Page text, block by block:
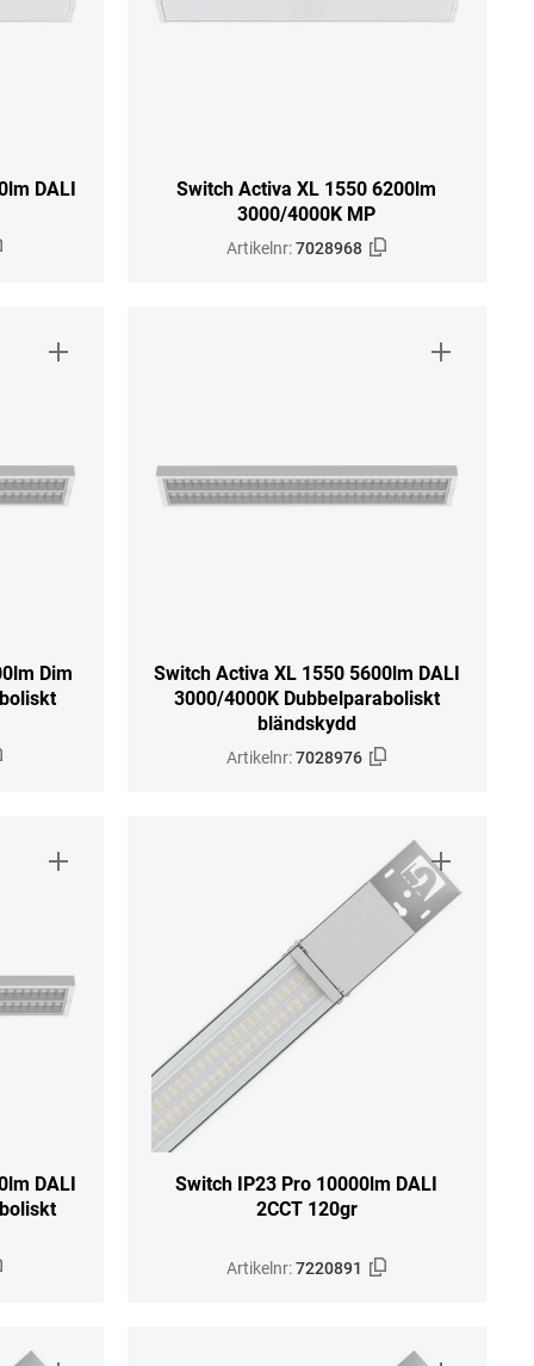
DALI
Switch Activa XL 1550 6200lm
3000/4000K MP
Artikelnr:7028968
Dim
Switch Activa XL 1550 5600lm DALI
3000/4000K Dubbelparaboliskt
bländskydd
Artikelnr:7028976
DALI
Switch IP23 Pro 10000lm DALI
2CCT 120gr
Artikelnr:7220891